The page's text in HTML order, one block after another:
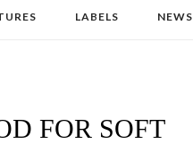
LABELS NEWS
FOR SOFT